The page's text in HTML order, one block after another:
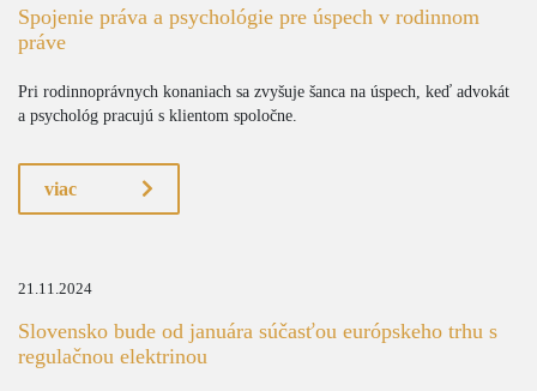
Spojenie práva a psychológie pre úspech v rodinnom
práve
Pri rodinnoprávnych konaniach sa zvyšuje šanca na úspech, keď advokát
a psychológ pracujú s klientom spoločne.
viac
21.11.2024
Slovensko bude od januára súčasťou európskeho trhu s
regulačnou elektrinou